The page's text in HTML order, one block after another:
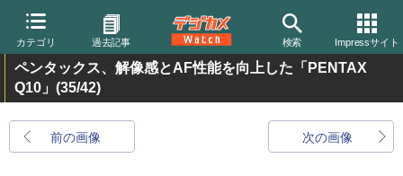
カテゴリ 過去記事 検索 Impressサイト
ペンタックス、解像感とAF性能を向上した「PENTAX
Q10」 (35/42)
前の画像 次の画像